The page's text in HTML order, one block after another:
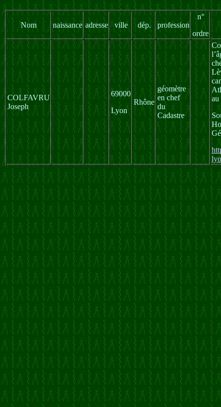
Nom naissance adresse ville dép. profession
n°
ordre
COLFAVRU
Joseph
69000
Lyon
Rhône
géomètre
en chef
du
Cadastre
au